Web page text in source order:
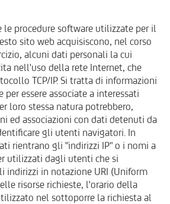
procedure software utilizzate per il
sito web acquisiscono, nel corso
alcuni dati personali la cui
nell'uso della rete Internet, che
TCP/IP. Si tratta di informazioni
per essere associate a interessati
loro stessa natura potrebbero,
ed associazioni con dati detenuti da
gli utenti navigatori. In
rientrano gli "indirizzi IP" o i nomi a
utilizzati dagli utenti che si
indirizzi in notazione URI (Uniform
risorse richieste, l'orario della
nel sottoporre la richiesta al